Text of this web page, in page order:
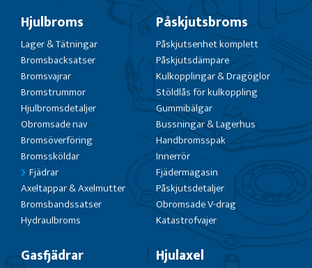
Hjulbroms
Lager & Tätningar
Bromsbacksatser
Bromsvajrar
Bromstrummor
Hjulbromsdetaljer
Obromsade nav
Bromsöverföring
Bromssköldar
Fjädrar
Axeltappar & Axelmutter
Bromsbandssatser
Hydraulbroms
Påskjutsbroms
Påskjutsenhet komplett
Påskjutsdämpare
Kulkopplingar & Dragöglor
Stöldlås för kulkoppling
Gummibälgar
Bussningar & Lagerhus
Handbromsspak
Innerrör
Fjädermagasin
Påskjutsdetaljer
Obromsade V-drag
Katastrofvajer
Gasfjädrar Hjulaxel